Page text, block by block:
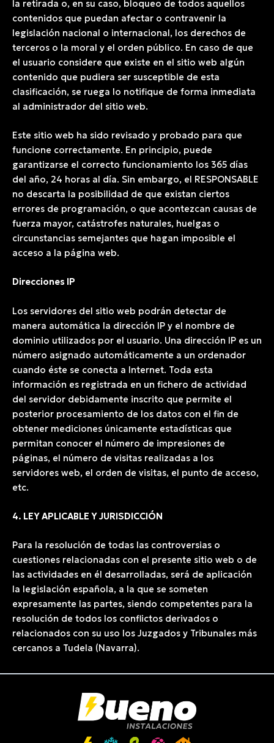
la retirada o, en su caso, bloqueo de todos aquellos
contenidos que puedan afectar o contravenir la
legislación nacional o internacional, los derechos de
terceros o la moral y el orden público. En caso de que
el usuario considere que existe en el sitio web algún
contenido que pudiera ser susceptible de esta
clasificación, se ruega lo notifique de forma inmediata
al administrador del sitio web.
Este sitio web ha sido revisado y probado para que
funcione correctamente. En principio, puede
garantizarse el correcto funcionamiento los 365 días
del año, 24 horas al día. Sin embargo, el RESPONSABLE
no descarta la posibilidad de que existan ciertos
errores de programación, o que acontezcan causas de
fuerza mayor, catástrofes naturales, huelgas o
circunstancias semejantes que hagan imposible el
acceso a la página web.
Direcciones IP
Los servidores del sitio web podrán detectar de
manera automática la dirección IP y el nombre de
dominio utilizados por el usuario. Una dirección IP es un
número asignado automáticamente a un ordenador
cuando éste se conecta a Internet. Toda esta
información es registrada en un fichero de actividad
del servidor debidamente inscrito que permite el
posterior procesamiento de los datos con el fin de
obtener mediciones únicamente estadísticas que
permitan conocer el número de impresiones de
páginas, el número de visitas realizadas a los
servidores web, el orden de visitas, el punto de acceso,
etc.
4. LEY APLICABLE Y JURISDICCIÓN
Para la resolución de todas las controversias o
cuestiones relacionadas con el presente sitio web o de
las actividades en él desarrolladas, será de aplicación
la legislación española, a la que se someten
expresamente las partes, siendo competentes para la
resolución de todos los conflictos derivados o
relacionados con su uso los Juzgados y Tribunales más
cercanos a Tudela (Navarra).